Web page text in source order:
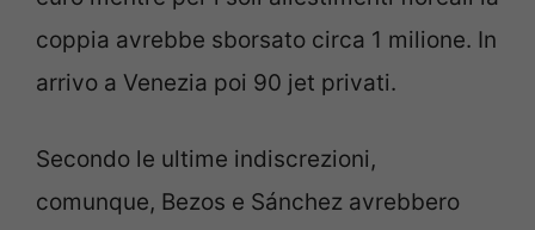
coppia avrebbe sborsato circa 1 milione. In
arrivo a Venezia poi 90 jet privati.
Secondo le ultime indiscrezioni,
comunque, Bezos e Sánchez avrebbero